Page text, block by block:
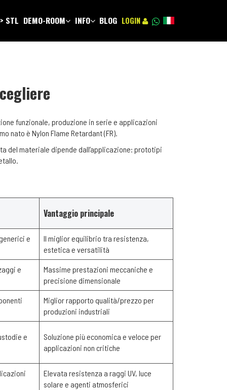
STL DEMO-ROOM INFO BLOG LOGIN
funzionale, produzione in serie e applicazioni
nato è Nylon Flame Retardant (FR).
del materiale dipende dall’applicazione: prototipi
Vantaggio principale
e
Il miglior equilibrio tra resistenza,
estetica e versatilità
e
Massime prestazioni meccaniche e
precisione dimensionale
Miglior rapporto qualità/prezzo per
produzioni industriali
e
Soluzione più economica e veloce per
applicazioni non critiche
Elevata resistenza a raggi UV, luce
solare e agenti atmosferici